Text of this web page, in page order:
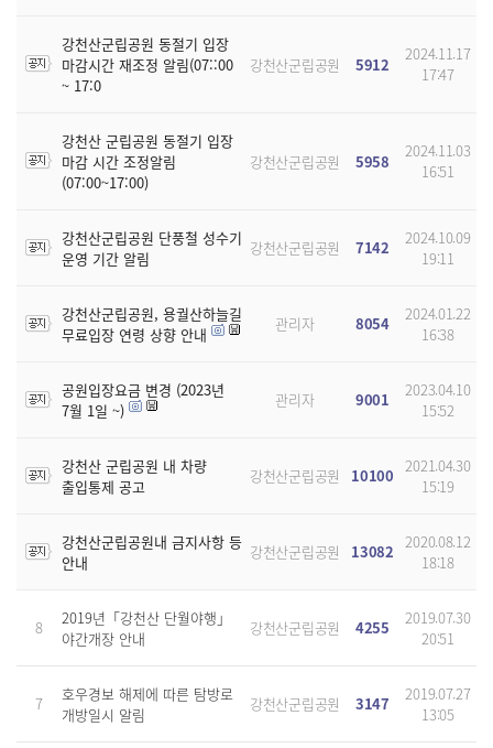
강천산군립공원 동절기 입장
마감시간 재조정 알림(07::00
~ 17:0
강천산군립공원 5912
2024.11.17
17:47
강천산 군립공원 동절기 입장
마감 시간 조정알림
(07:00~17:00)
강천산군립공원 5958
2024.11.03
16:51
강천산군립공원 단풍철 성수기
운영 기간 알림
강천산군립공원 7142
2024.10.09
19:11
강천산군립공원, 용궐산하늘길
무료입장 연령 상향 안내
관리자 8054
2024.01.22
16:38
공원입장요금 변경 (2023년
7월 1일 ~)
관리자 9001
2023.04.10
15:52
강천산 군립공원 내 차량
출입통제 공고
강천산군립공원 10100
2021.04.30
15:19
강천산군립공원내 금지사항 등
안내
강천산군립공원 13082
2020.08.12
18:18
8
2019년「강천산 단월야행」
야간개장 안내
강천산군립공원 4255
2019.07.30
20:51
7
호우경보 해제에 따른 탐방로
개방일시 알림
강천산군립공원 3147
2019.07.27
13:05